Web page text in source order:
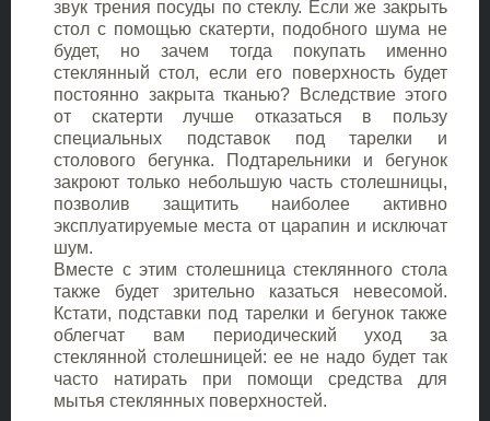
звук трения посуды по стеклу. Если же закрыть
стол с помощью скатерти, подобного шума не
будет, но зачем тогда покупать именно
стеклянный стол, если его поверхность будет
постоянно закрыта тканью? Вследствие этого
от скатерти лучше отказаться в пользу
специальных подставок под тарелки и
столового бегунка. Подтарельники и бегунок
закроют только небольшую часть столешницы,
позволив защитить наиболее активно
эксплуатируемые места от царапин и исключат
шум.
Вместе с этим столешница стеклянного стола
также будет зрительно казаться невесомой.
Кстати, подставки под тарелки и бегунок также
облегчат вам периодический уход за
стеклянной столешницей: ее не надо будет так
часто натирать при помощи средства для
мытья стеклянных поверхностей.